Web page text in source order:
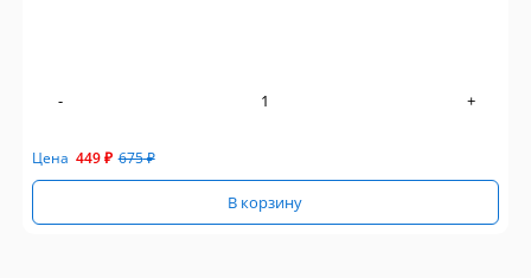
- +
Цена 449₽ 675₽
В корзину